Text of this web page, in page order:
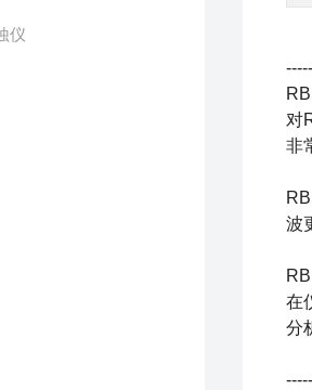
仪
对
非
波
在
分